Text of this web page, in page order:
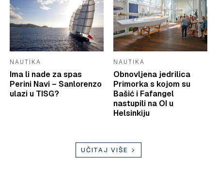
NAUTIKA
Ima li nade za spas
Perini Navi – Sanlorenzo
ulazi u TISG?
NAUTIKA
Obnovljena jedrilica
Primorka s kojom su
Bašić i Fafangel
nastupili na OI u
Helsinkiju
UČITAJ VIŠE